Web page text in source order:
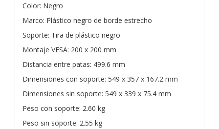
Color: Negro
Marco: Plástico negro de borde estrecho
Soporte: Tira de plástico negro
Montaje VESA: 200 x 200 mm
Distancia entre patas: 499.6 mm
Dimensiones con soporte: 549 x 357 x 167.2 mm
Dimensiones sin soporte: 549 x 339 x 75.4 mm
Peso con soporte: 2.60 kg
Peso sin soporte: 2.55 kg